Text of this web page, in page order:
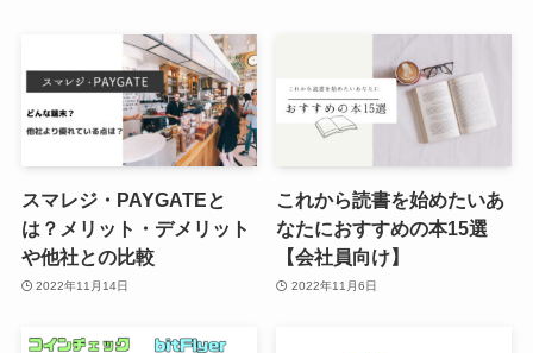
スマレジ・PAYGATEと
は？メリット・デメリット
や他社との比較
2022年11月14日
これから読書を始めたいあ
なたにおすすめの本15選
【会社員向け】
2022年11月6日